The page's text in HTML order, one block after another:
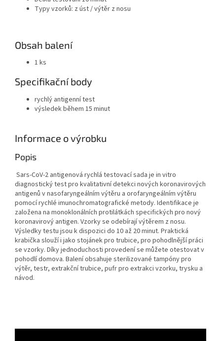
Typy vzorků: z úst / výtěr z nosu
Obsah balení
1 ks
Specifikační body
rychlý antigenní test
výsledek během 15 minut
Informace o výrobku
Popis
Sars-CoV-2 antigenová rychlá testovací sada je in vitro
diagnostický test pro kvalitativní detekci nových koronavirových
antigenů v nasofaryngeálním výtěru a orofaryngeálním výtěru
pomocí rychlé imunochromatografické metody. Identifikace je
založena na monoklonálních protilátkách specifických pro nový
koronavirový antigen. Vzorky se odebírají výtěrem z nosu.
Výsledky testu jsou k dispozici do 10 až 20 minut. Praktická
krabička slouží i jako stojánek pro trubice, pro pohodlnější práci
se vzorky. Díky jednoduchosti provedení se můžete otestovat v
pohodlí domova. Balení obsahuje sterilizované tampóny pro
výtěr, testr, extrakční trubice, pufr pro extrakci vzorku, trysku a
návod.